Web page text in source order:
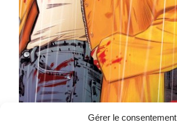
Gérer le consentement